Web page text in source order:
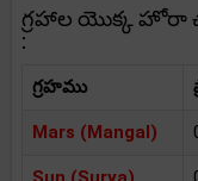
గ్రహాల యొక్క హోరా
:
గ్రహము
Mars (Mangal)